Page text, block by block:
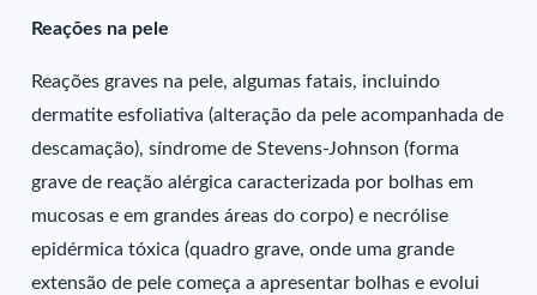
Reações na pele
Reações graves na pele, algumas fatais, incluindo
dermatite esfoliativa (alteração da pele acompanhada de
descamação), síndrome de Stevens-Johnson (forma
grave de reação alérgica caracterizada por bolhas em
mucosas e em grandes áreas do corpo) e necrólise
epidérmica tóxica (quadro grave, onde uma grande
extensão de pele começa a apresentar bolhas e evolui